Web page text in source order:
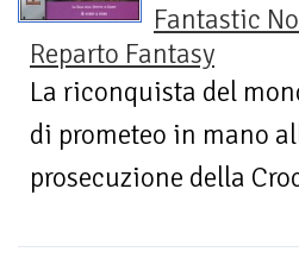
Fantastic
Reparto Fantasy
La riconquista del
di prometeo in mano
prosecuzione della